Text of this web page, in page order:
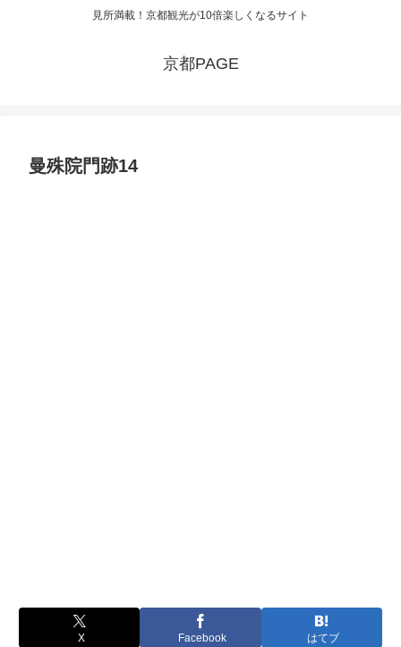
見所満載！京都観光が10倍楽しくなるサイト
京都PAGE
曼殊院門跡14
X Facebook はてブ